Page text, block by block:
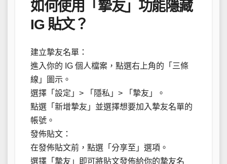
如何使用「摯友」功能隱藏
IG 貼文？
建立摯友名單：
進入你的 IG 個人檔案，點選右上角的「三條
線」圖示。
選擇「設定」> 「隱私」> 「摯友」。
點選「新增摯友」並選擇想要加入摯友名單的
帳號。
發佈貼文：
在發佈貼文前，點選「分享至」選項。
選擇「摯友」即可將貼文發佈給你的摯友名